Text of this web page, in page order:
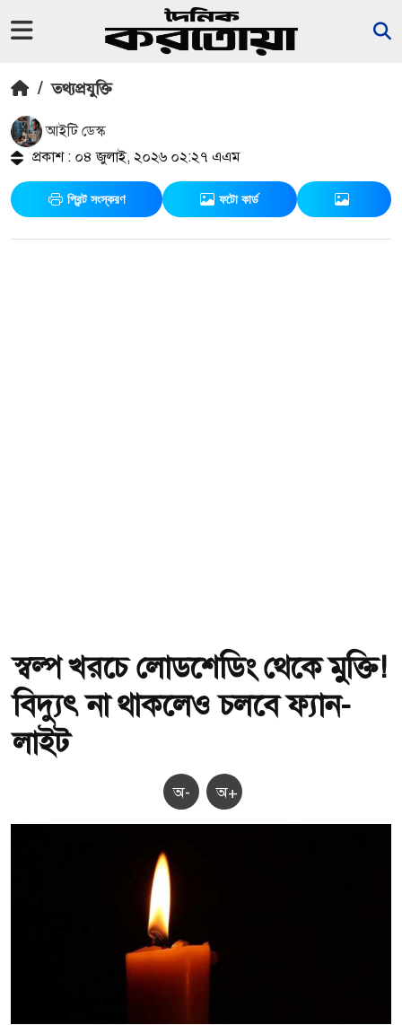
/ তথ্যপ্রযুক্তি
আইটি ডেস্ক
প্রকাশ : ০৪ জুলাই, ২০২৬ ০২:২৭ এএম
প্রিন্ট সংস্করণ ফটো কার্ড
স্বল্প খরচে লোডশেডিং থেকে মুক্তি!
বিদ্যুৎ না থাকলেও চলবে ফ্যান-
লাইট
অ- অ+